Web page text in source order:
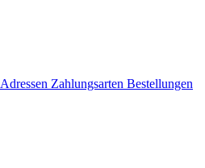
Adressen Zahlungsarten Bestellungen